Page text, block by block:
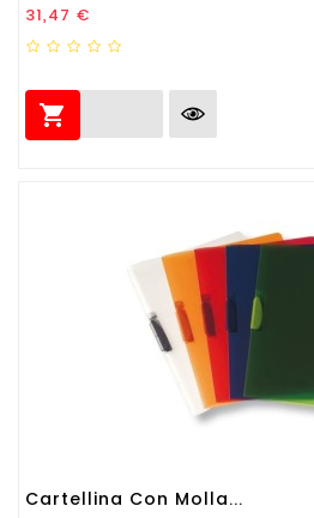
Prezzo
31,47 €

Cartellina Con Molla...